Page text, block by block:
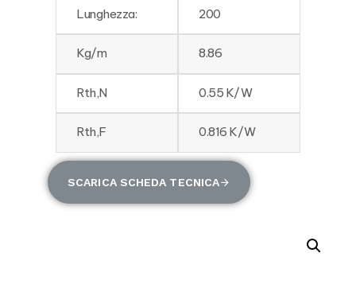
Lunghezza: 200
Kg/m 8.86
Rth,N 0.55 K/W
Rth,F 0.816 K/W
SCARICA SCHEDA TECNICA